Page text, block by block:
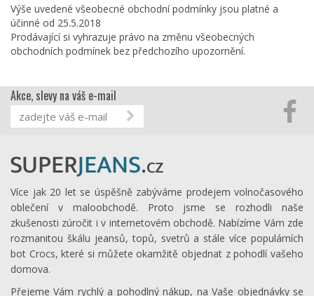
Výše uvedené všeobecné obchodní podmínky jsou platné a
účinné od 25.5.2018
Prodávající si vyhrazuje právo na změnu všeobecných
obchodních podmínek bez předchozího upozornění.
Akce, slevy na váš e-mail
Více jak 20 let se úspěšně zabýváme prodejem volnočasového
oblečení v maloobchodě. Proto jsme se rozhodli naše
zkušenosti zúročit i v internetovém obchodě. Nabízíme Vám zde
rozmanitou škálu jeansů, topů, svetrů a stále více populárních
bot Crocs, které si můžete okamžitě objednat z pohodlí vašeho
domova.
Přejeme Vám rychlý a pohodlný nákup, na Vaše objednávky se